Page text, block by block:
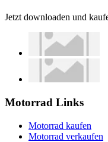
Jetzt downloaden und
Motorrad Links
Motorrad kaufen
Motorrad verkaufen